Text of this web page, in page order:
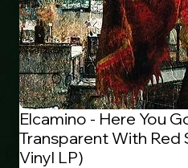
Elcamino - Here You
Transparent With
Vinyl LP)